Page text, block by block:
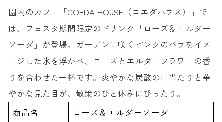
園内のカフェ 「COEDA HOUSE（コエダハウス）」 で
は、フェスタ期間限定のドリンク「ローズ＆エルダー
ソーダ」が登場。ガーデンに咲くピンクのバラをイメ
ージした氷を浮かべ、ローズとエルダーフラワーの香
りを合わせた一杯です。爽やかな炭酸の口当たりと華
やかな見た目が、散策のひと休みにぴったり。
商品名
ローズ＆エルダーソーダ